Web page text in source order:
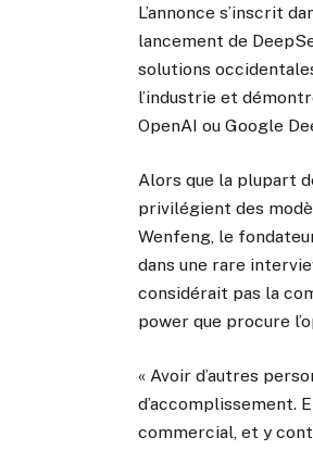
L’annonce s’inscrit
lancement de
solutions
l’industrie et
OpenAI ou Google
Alors que la plupart
privilégient des
Wenfeng, le
dans une rare
considérait pas la
power que procure
« Avoir d’autres
d’accomplissement.
commercial, et y